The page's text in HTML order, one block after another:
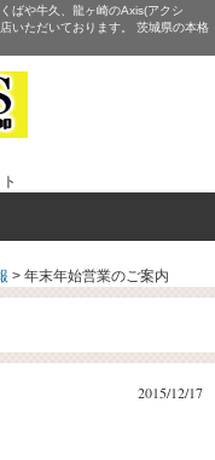
ばや牛久、龍ヶ崎のAxis(アクシ
いただいております。 茨城県の本格
> 年末年始営業のご案内
2015/12/17